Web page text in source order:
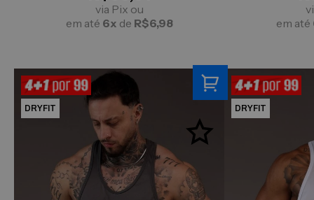
via Pix ou
em até 6x de R$6,98
em até
DRYFIT DRYFIT